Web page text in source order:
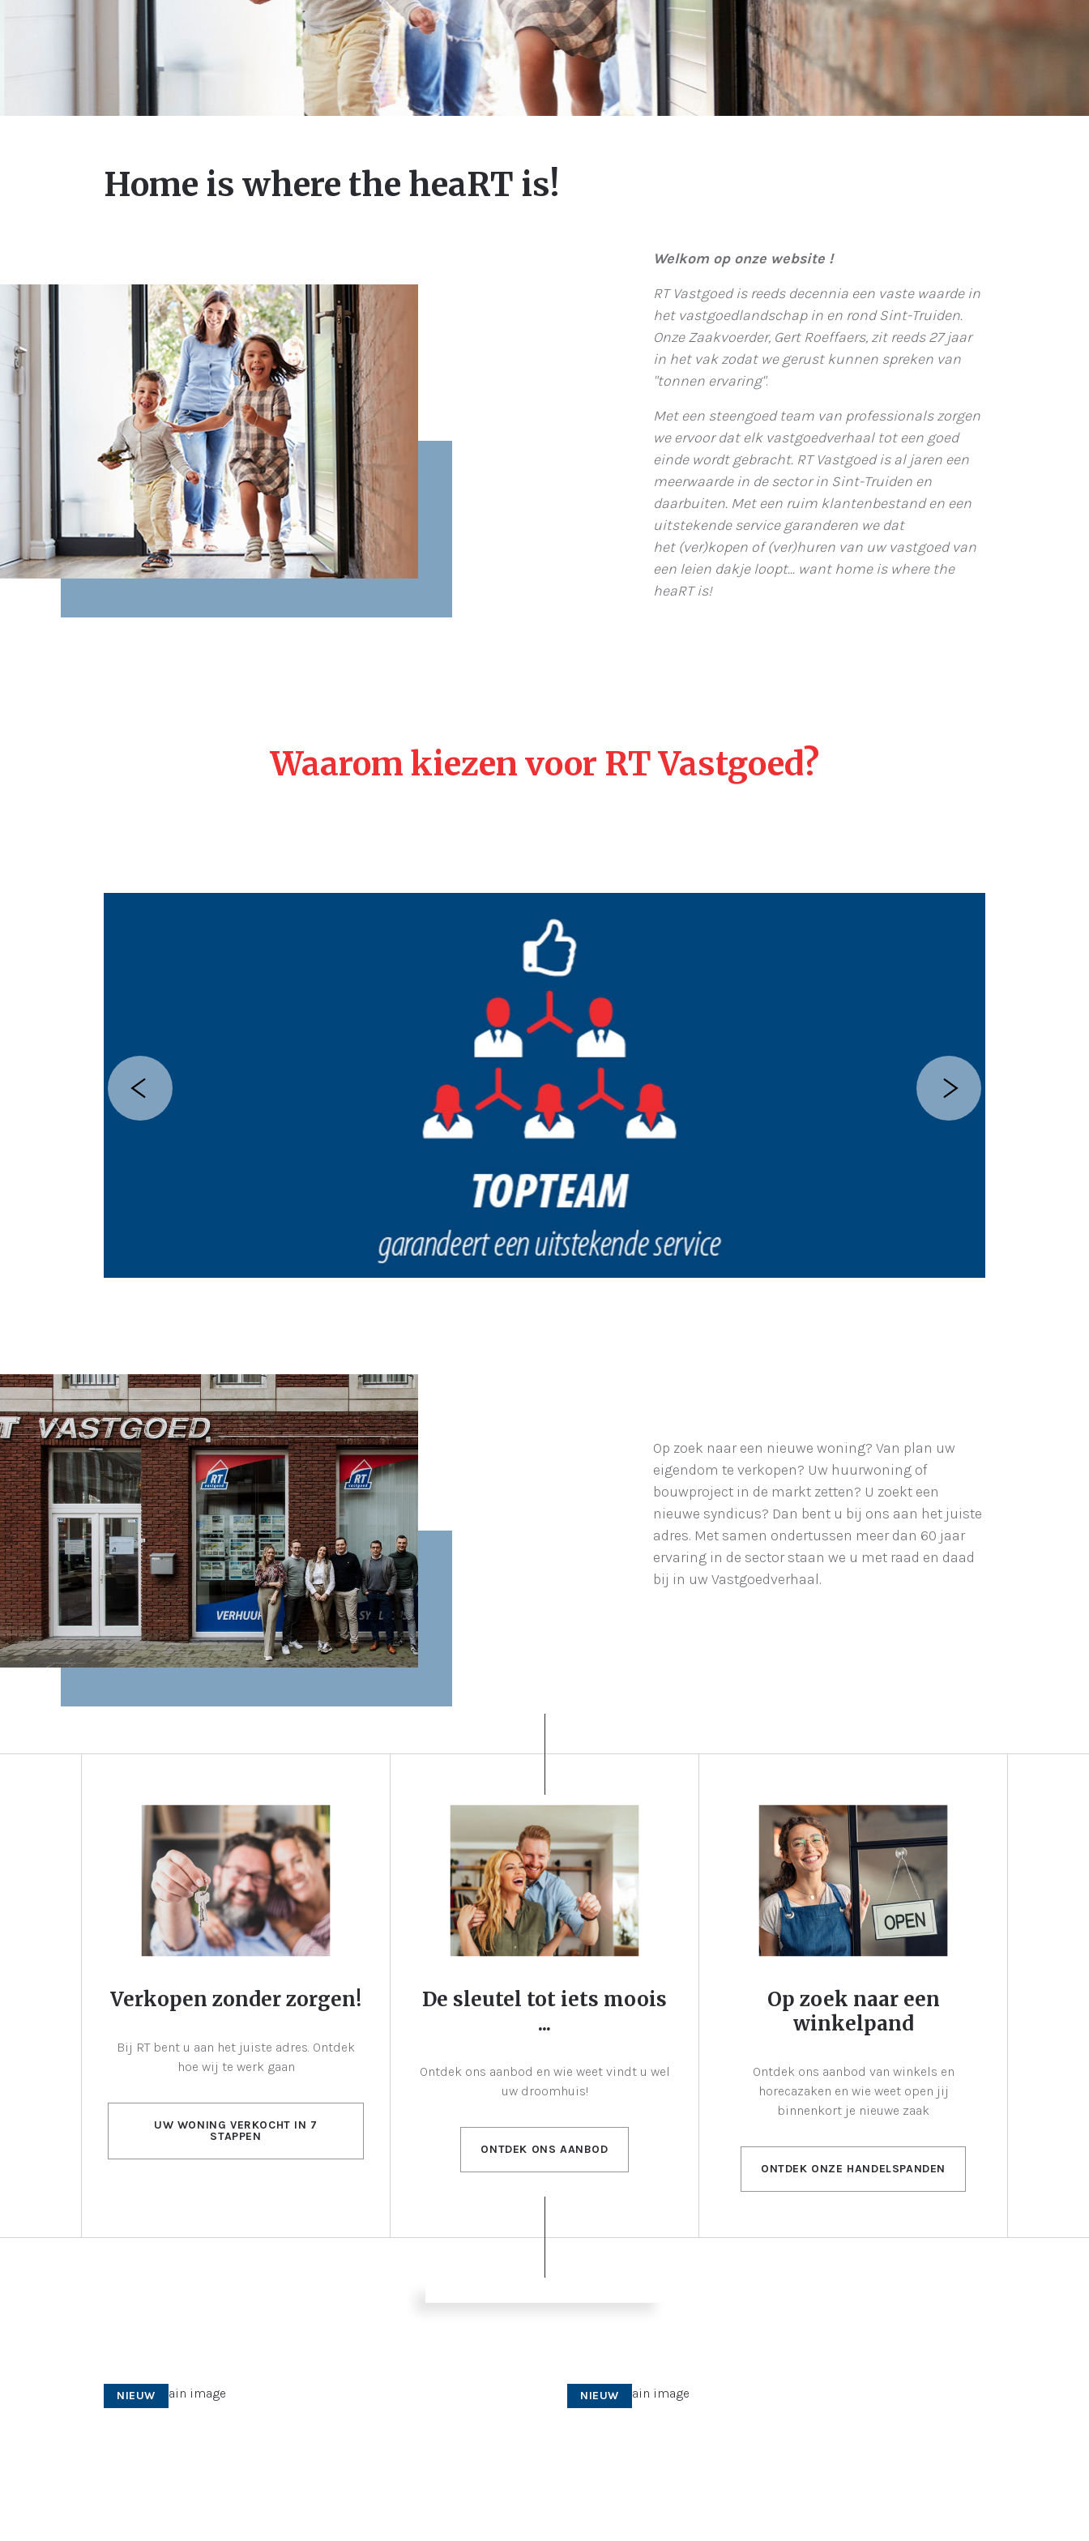
Home is where the heaRT is!
Welkom op onze website !
RT Vastgoed is reeds decennia een vaste waarde in
het vastgoedlandschap in en rond Sint-Truiden.
Onze Zaakvoerder, Gert Roeffaers, zit reeds 27 jaar
in het vak zodat we gerust kunnen spreken van
"tonnen ervaring".
Met een steengoed team van professionals zorgen
we ervoor dat elk vastgoedverhaal tot een goed
einde wordt gebracht. RT Vastgoed is al jaren een
meerwaarde in de sector in Sint-Truiden en
daarbuiten. Met een ruim klantenbestand en een
uitstekende service garanderen we dat
het (ver)kopen of (ver)huren van uw vastgoed van
een leien dakje loopt... want home is where the
heaRT is!
Waarom kiezen voor RT Vastgoed?
Op zoek naar een nieuwe woning? Van plan uw
eigendom te verkopen? Uw huurwoning of
bouwproject in de markt zetten? U zoekt een
nieuwe syndicus? Dan bent u bij ons aan het juiste
adres. Met samen ondertussen meer dan 60 jaar
ervaring in de sector staan we u met raad en daad
bij in uw Vastgoedverhaal.
Verkopen zonder zorgen!
Bij RT bent u aan het juiste adres. Ontdek
hoe wij te werk gaan
UW WONING VERKOCHT IN 7
STAPPEN
De sleutel tot iets moois
...
Ontdek ons aanbod en wie weet vindt u wel
uw droomhuis!
ONTDEK ONS AANBOD
Op zoek naar een
winkelpand
Ontdek ons aanbod van winkels en
horecazaken en wie weet open jij
binnenkort je nieuwe zaak
ONTDEK ONZE HANDELSPANDEN
NIEUW NIEUW